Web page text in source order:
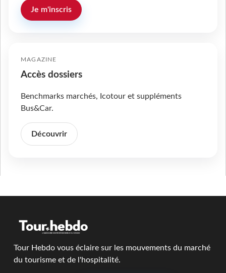
Je m'inscris
MAGAZINE
Accès dossiers
Benchmarks marchés, Icotour et suppléments
Bus&Car.
Découvrir
Tour Hebdo vous éclaire sur les mouvements du marché
du tourisme et de l'hospitalité.